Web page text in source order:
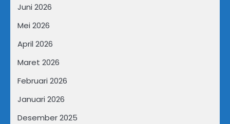
Juni 2026
Mei 2026
April 2026
Maret 2026
Februari 2026
Januari 2026
Desember 2025